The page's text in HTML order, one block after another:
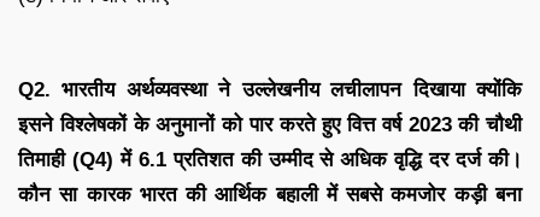
Q2. भारतीय अर्थव्यवस्था ने उल्लेखनीय लचीलापन दिखाया क्योंकि
इसने विश्लेषकों के अनुमानों को पार करते हुए वित्त वर्ष 2023 की चौथी
तिमाही (Q4) में 6.1 प्रतिशत की उम्मीद से अधिक वृद्धि दर दर्ज की।
कौन सा कारक भारत की आर्थिक बहाली में सबसे कमजोर कड़ी बना